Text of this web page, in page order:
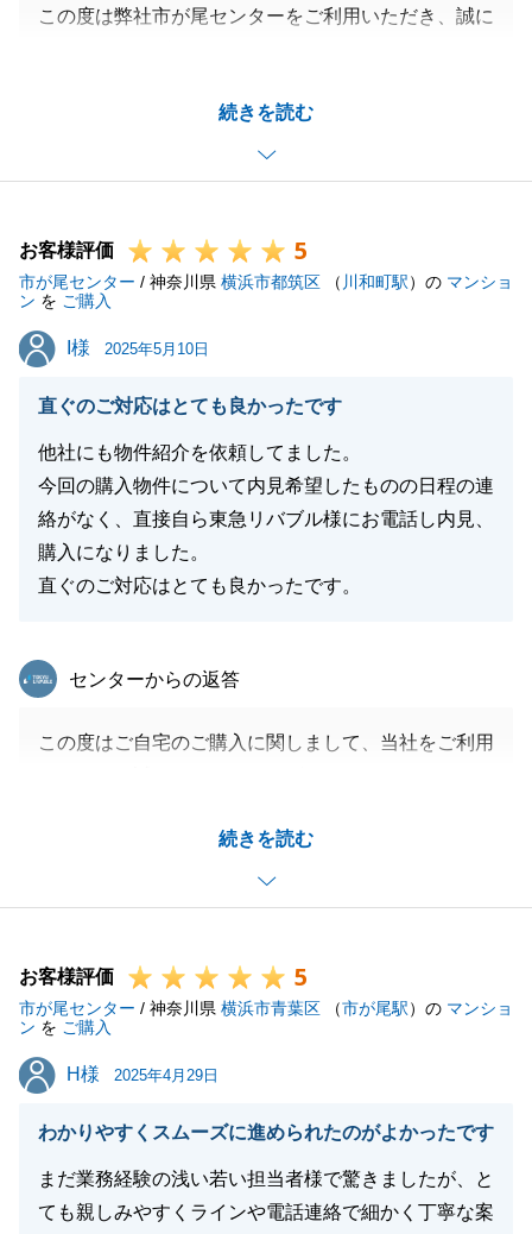
続きを読む
この度は弊社市が尾センターをご利用いただき、誠に
というご提案に乗っていただき結果として早期のご売
却が出来、私も大変嬉しく思っております。
住まいのお住み替えという大きなイベントに係わらせ
また不動産でお困りごとがございましたら何なりとお
申し付けください。
お客様評価 5
市が尾センター / 神奈川県 横浜市都筑区 （ 川和町駅）の マンショ
ン を ご購入
I様
I様 2025年5月10日
直ぐのご対応はとても良かったです
他社にも物件紹介を依頼してました。
今回の購入物件について内見希望したものの日程の連
絡がなく、直接自ら東急リバブル様にお電話し内見、
購入になりました。
直ぐのご対応はとても良かったです。
続きを読む
東急リバブル
センターからの返答
この度はご自宅のご購入に関しまして、当社をご利用
えることが出来ました。
今後、不動産のことでお困り事がございましたら、
お気軽にお申し付けください。
お客様評価 5
市が尾センター / 神奈川県 横浜市青葉区 （市が尾駅）の マンショ
ン を ご購入
H様
H様 2025年4月29日
わかりやすくスムーズに進められたのがよかったです
まだ業務経験の浅い若い担当者様で驚きましたが、と
ても親しみやすくラインや電話連絡で細かく丁寧な案